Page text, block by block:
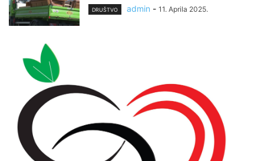
DRUŠTVO admin - 11. Aprila 2025.